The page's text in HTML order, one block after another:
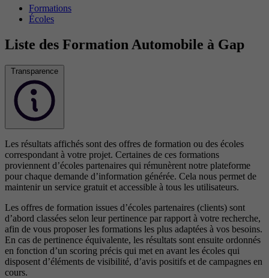
Formations
Écoles
Liste des Formation Automobile à Gap
Transparence
Les résultats affichés sont des offres de formation ou des écoles
correspondant à votre projet. Certaines de ces formations
proviennent d’écoles partenaires qui rémunèrent notre plateforme
pour chaque demande d’information générée. Cela nous permet de
maintenir un service gratuit et accessible à tous les utilisateurs.
Les offres de formation issues d’écoles partenaires (clients) sont
d’abord classées selon leur pertinence par rapport à votre recherche,
afin de vous proposer les formations les plus adaptées à vos besoins.
En cas de pertinence équivalente, les résultats sont ensuite ordonnés
en fonction d’un scoring précis qui met en avant les écoles qui
disposent d’éléments de visibilité, d’avis positifs et de campagnes en
cours.